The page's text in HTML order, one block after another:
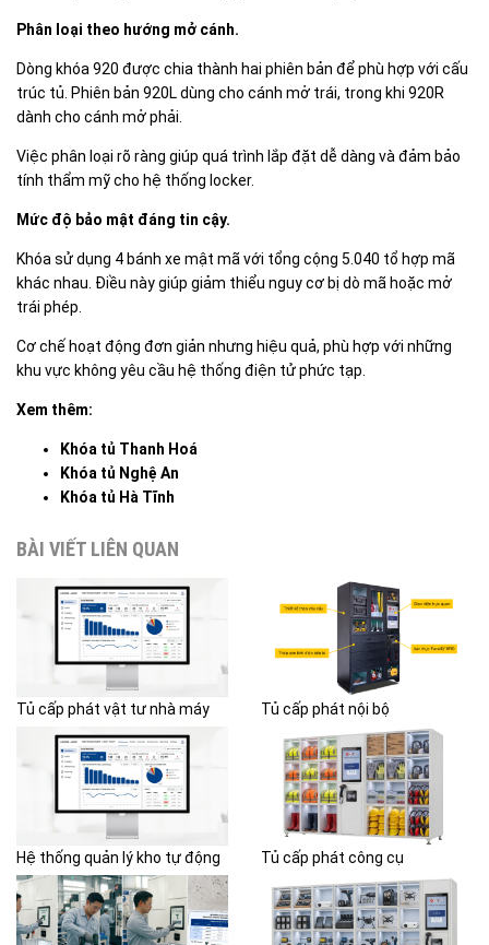
Phân loại theo hướng mở cánh.
Dòng khóa 920 được chia thành hai phiên bản để phù hợp với cấu
trúc tủ. Phiên bản 920L dùng cho cánh mở trái, trong khi 920R
dành cho cánh mở phải.
Việc phân loại rõ ràng giúp quá trình lắp đặt dễ dàng và đảm bảo
tính thẩm mỹ cho hệ thống locker.
Mức độ bảo mật đáng tin cậy.
Khóa sử dụng 4 bánh xe mật mã với tổng cộng 5.040 tổ hợp mã
khác nhau. Điều này giúp giảm thiểu nguy cơ bị dò mã hoặc mở
trái phép.
Cơ chế hoạt động đơn giản nhưng hiệu quả, phù hợp với những
khu vực không yêu cầu hệ thống điện tử phức tạp.
Xem thêm:
Khóa tủ Thanh Hoá
Khóa tủ Nghệ An
Khóa tủ Hà Tĩnh
BÀI VIẾT LIÊN QUAN
Tủ cấp phát vật tư nhà máy Tủ cấp phát nội bộ
Hệ thống quản lý kho tự động Tủ cấp phát công cụ